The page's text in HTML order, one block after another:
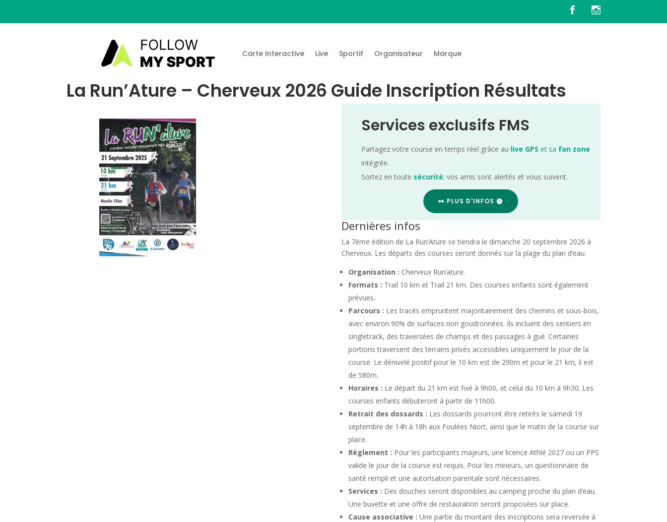
Carte Interactive Live Sportif Organisateur Marque
La Run’Ature – Cherveux 2026 Guide Inscription Résultats
Services exclusifs FMS
Partagez votre course en temps réel grâce au live GPS et sa fan zone
intégrée.
Sortez en toute sécurité; vos amis sont alertés et vous suivent.
👀 PLUS D'INFOS
Dernières infos
La 7ème édition de La Run’Ature se tiendra le dimanche 20 septembre 2026 à
Cherveux. Les départs des courses seront donnés sur la plage du plan d’eau.
Organisation : Cherveux Run’ature.
Formats : Trail 10 km et Trail 21 km. Des courses enfants sont également
prévues.
Parcours : Les tracés empruntent majoritairement des chemins et sous-bois,
avec environ 90% de surfaces non goudronnées. Ils incluent des sentiers en
singletrack, des traversées de champs et des passages à gué. Certaines
portions traversent des terrains privés accessibles uniquement le jour de la
course. Le dénivelé positif pour le 10 km est de 290m et pour le 21 km, il est
de 580m.
Horaires : Le départ du 21 km est fixé à 9h00, et celui du 10 km à 9h30. Les
courses enfants débuteront à partir de 11h00.
Retrait des dossards : Les dossards pourront être retirés le samedi 19
septembre de 14h à 18h aux Foulées Niort, ainsi que le matin de la course sur
place.
Règlement : Pour les participants majeurs, une licence Athlé 2027 ou un PPS
valide le jour de la course est requis. Pour les mineurs, un questionnaire de
santé rempli et une autorisation parentale sont nécessaires.
Services : Des douches seront disponibles au camping proche du plan d’eau.
Une buvette et une offre de restauration seront proposées sur place.
Cause associative : Une partie du montant des inscriptions sera reversée à